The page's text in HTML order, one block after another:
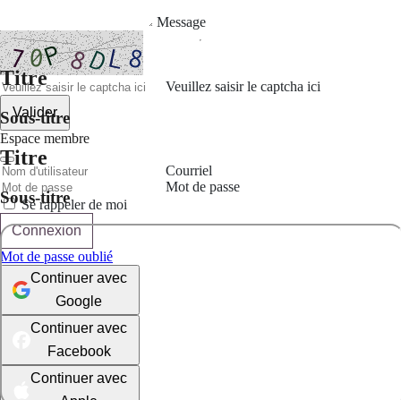
Titre
Sous-titre
Titre
Sous-titre
Message
Veuillez saisir le captcha ici
Valider
Espace membre
Courriel
Mot de passe
Se rappeler de moi
Connexion
Mot de passe oublié
Continuer avec
Google
Continuer avec
Facebook
Continuer avec